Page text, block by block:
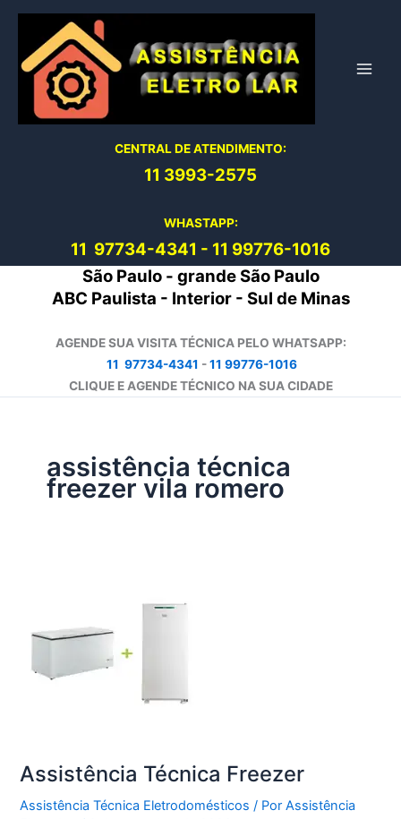
conteúdo
CENTRAL DE ATENDIMENTO:
11 3993-2575
WHASTAPP:
11 97734-4341 - 11 99776-1016
São Paulo - grande São Paulo
ABC Paulista - Interior - Sul de Minas
AGENDE SUA VISITA TÉCNICA PELO WHATSAPP:
11 97734-4341 -11 99776-1016
CLIQUE E AGENDE TÉCNICO NA SUA CIDADE
assistência técnica
freezer vila romero
Assistência Técnica Freezer
Assistência Técnica Eletrodomésticos / PorAssistência